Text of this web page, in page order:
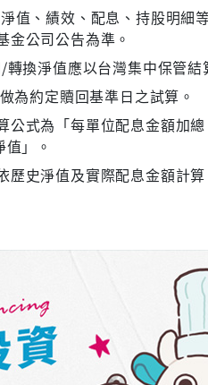
值、績效、配息、持股明
金公司公告為準。
換淨值應以台灣集中保管
為約定贖回基準日之試算。
公式為「每單位配息金額加
」。
歷史淨值及實際配息金額計